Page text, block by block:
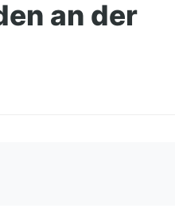
an der